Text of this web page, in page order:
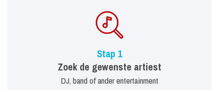
Stap 1
Zoek de gewenste artiest
DJ, band of ander entertainment